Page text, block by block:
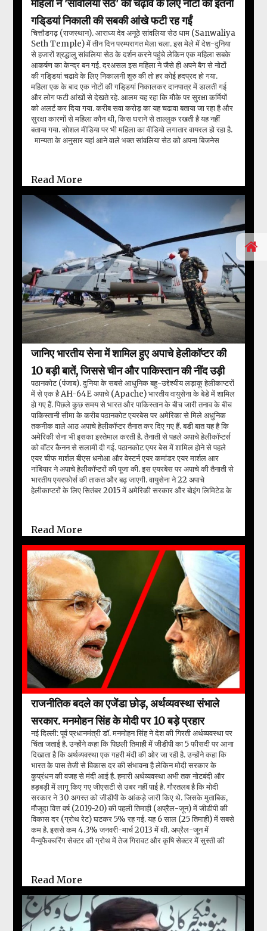
महिला ने 'सांवलिया सेठ' को चढ़ावे के लिए नोटों की इतनी
गडि्डयां निकाली की सबकी आंखे फटी रह गईं
चित्तौडगढ़ (राजस्थान). आराध्य देव अनूठे सांवलिया सेठ धाम (Sanwaliya
Seth Temple) में तीन दिन परम्परागत मेला चला. इस मेले में देश-दुनिया
से हजारों श्रद्धालु सांवलिया सेठ के दर्शन करने पहुंचे लेकिन एक महिला सबके
आकर्षण का केन्द्र बन गई. दरअसल इस महिला ने जैसे ही अपने बैग से नोटों
की गडि्डयां चढावे के लिए निकालनी शुरु की तो हर कोई हदप्रद हो गया.
महिला एक के बाद एक नोटों की गडि्डयां निकालकर दानपात्र में डालती गई
और लोग फटी आंखों से देखते रहे. आलम यह रहा कि मौके पर सुरक्षा कर्मियों
को अलर्ट कर दिया गया. करीब सवा करोड़ का यह चढावा बताया जा रहा है और
सुरक्षा कारणों से महिला कौन थी, किस घराने से ताल्लुक रखती है यह नहीं
बताया गया. सोशल मीडिया पर भी महिला का वीडियो लगातार वायरल हो रहा है.
मान्यता के अनुसार यहां आने वाले भक्त सांवलिया सेठ को अपना बिजनेस
Read More
जानिए भारतीय सेना में शामिल हुए अपाचे हेलीकॉप्टर की
10 बड़ी बातें, जिससे चीन और पाकिस्तान की नींद उड़ी
पठानकोट (पंजाब). दुनिया के सबसे आधुनिक बहु-उद्देश्यीय लड़ाकू हेलीकाप्टरों
में से एक है AH-64E अपाचे (Apache) भारतीय वायुसेना के बेडे में शामिल
हो गए हैं. पिछले कुछ समय से भारत और पाकिस्तान के बीच जारी तनाव के बीच
पाकिस्तानी सीमा के करीब पठानकोट एयरबेस पर अमेरिका से मिले अधुनिक
तकनीक वाले आठ अपाचे हेलीकॉप्टर तैनात कर दिए गए हैं. बडी बात यह है कि
अमेरिकी सेना भी इसका इस्तेमाल करती है. तैनाती से पहले अपाचे हेलीकॉप्टर्स
को वॉटर कैनन से सलामी दी गई. पठानकोट एयर बेस में शामिल होने से पहले
एयर चीफ मार्शल बीएस धनोआ और वेस्टर्न एयर कमांडर एयर मार्शल आर
नांबियार ने अपाचे हेलीकॉप्टरों की पूजा की. इस एयरबेस पर अपाचे की तैनाती से
भारतीय एयरफोर्स की ताकत और बढ़ जाएगी. वायुसेना ने 22 अपाचे
हेलीकाप्टरों के लिए सितंबर 2015 में अमेरिकी सरकार और बोइंग लिमिटेड के
Read More
राजनीतिक बदले का एजेंडा छोड़, अर्थव्यवस्था संभाले
सरकार. मनमोहन सिंह के मोदी पर 10 बड़े प्रहार
नई दिल्ली: पूर्व प्रधानमंत्री डॉ. मनमोहन सिंह ने देश की गिरती अर्थव्यवस्था पर
चिंता जताई है. उन्होंने कहा कि पिछली तिमाही में जीडीपी का 5 फीसदी पर आना
दिखाता है कि अर्थव्यवस्था एक गहरी मंदी की ओर जा रही है. उन्होंने कहा कि
भारत के पास तेजी से विकास दर की संभावना है लेकिन मोदी सरकार के
कुप्रंधन की वजह से मंदी आई है. हमारी अर्थव्यवस्था अभी तक नोटबंदी और
हड़बड़ी में लागू किए गए जीएसटी से उबर नहीं पाई है. गौरतलब है कि मोदी
सरकार ने 30 अगस्त को जीडीपी के आंकड़े जारी किए थे. जिसके मुताबिक,
मौजूदा वित्त वर्ष (2019-20) की पहली तिमाही (अप्रैल-जून) में जीडीपी की
विकास दर (ग्रोथ रेट) घटकर 5% रह गई. यह 6 साल (25 तिमाही) में सबसे
कम है. इससे कम 4.3% जनवरी-मार्च 2013 में थी. अप्रैल-जून में
मैन्युफैक्चरिंग सेक्टर की ग्रोथ में तेज गिरावट और कृषि सेक्टर में सुस्ती की
Read More